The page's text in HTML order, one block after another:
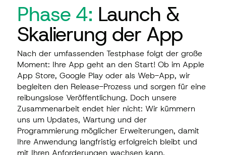
Phase 4: Launch &
Skalierung der App
Nach der umfassenden Testphase folgt der große
Moment: Ihre App geht an den Start! Ob im Apple
App Store, Google Play oder als Web-App, wir
begleiten den Release-Prozess und sorgen für eine
reibungslose Veröffentlichung. Doch unsere
Zusammenarbeit endet hier nicht: Wir kümmern
uns um Updates, Wartung und der
Programmierung möglicher Erweiterungen, damit
Ihre Anwendung langfristig erfolgreich bleibt und
mit Ihren Anforderungen wachsen kann.